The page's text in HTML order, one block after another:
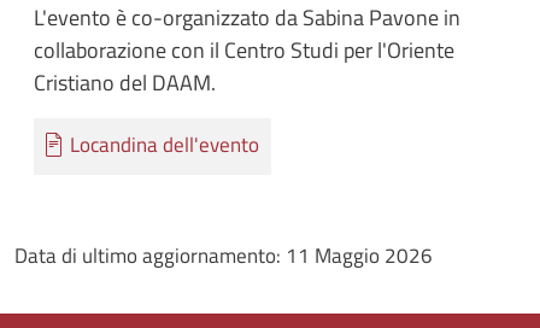
L'evento è co-organizzato da Sabina Pavone in
collaborazione con il Centro Studi per l'Oriente
Cristiano del DAAM.
Documento
Locandina dell'evento
Data di ultimo aggiornamento: 11 Maggio 2026